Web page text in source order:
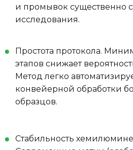
и промывок существенно
исследования.
Простота протокола.
этапов снижает
Метод легко
конвейерной обработки
образцов.
Стабильность